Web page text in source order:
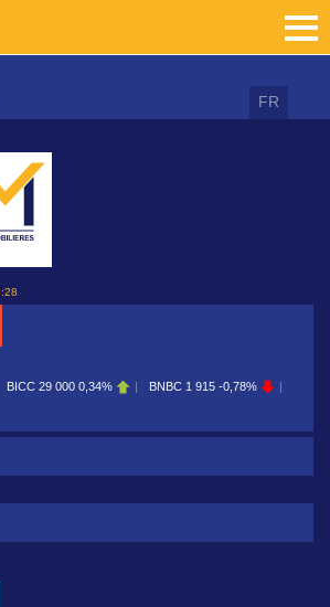
FR
BICC 29 000 0,34% BNBC 1 915 -0,78%
de pesquisa